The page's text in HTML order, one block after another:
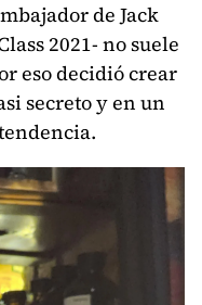
de Jack
2021- no suele
eso decidió crear
secreto y en un